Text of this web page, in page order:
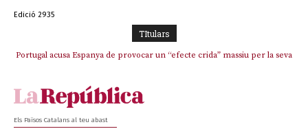
Edició 2935
TItulars
Portugal acusa Espanya de provocar un “efecte crida” massiu per la seva
Els Països Catalans al teu abast